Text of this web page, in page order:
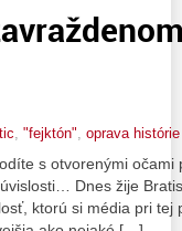
"fejktón" oprava histórie
s otvorenými
Dnes žije
ktorú si média pri